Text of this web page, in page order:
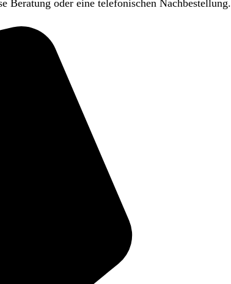
Beratung oder eine telefonischen Nachbestellung.